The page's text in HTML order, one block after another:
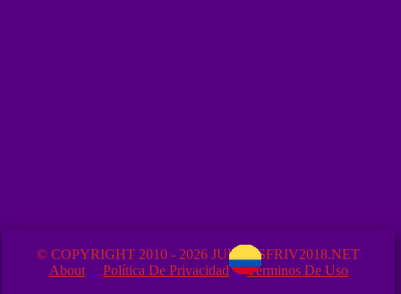
© COPYRIGHT 2010 - 2026 JUEGOSFRIV2018.NET
About
Política De Privacidad Términos De Uso